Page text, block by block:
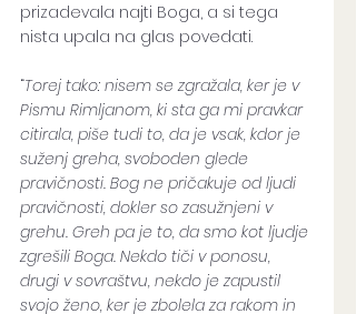
prizadevala najti Boga, a si tega
nista upala na glas povedati.
“Torej tako: nisem se zgražala, ker je v
Pismu Rimljanom, ki sta ga mi pravkar
citirala, piše tudi to, da je vsak, kdor je
suženj greha, svoboden glede
pravičnosti. Bog ne pričakuje od ljudi
pravičnosti, dokler so zasužnjeni v
grehu. Greh pa je to, da smo kot ljudje
zgrešili Boga. Nekdo tiči v ponosu,
drugi v sovraštvu, nekdo je zapustil
svojo ženo, ker je zbolela za rakom in